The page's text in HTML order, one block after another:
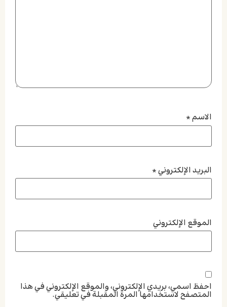
الاسم*
البريد الإلكتروني*
الموقع الإلكتروني
احفظ اسمي، بريدي الإلكتروني، والموقع الإلكتروني في هذا
المتصفح لاستخدامها المرة المقبلة في تعليقي.